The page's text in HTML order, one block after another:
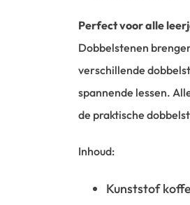
Perfect voor alle
Dobbelstenen
verschillende
spannende lessen.
de praktische
Inhoud:
Kunststof